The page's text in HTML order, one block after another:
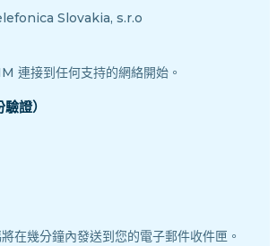
Slovakia, s.r.o
連接到任何支持的網絡開始。
證）
在幾分鐘內發送到您的電子郵件收件匣。